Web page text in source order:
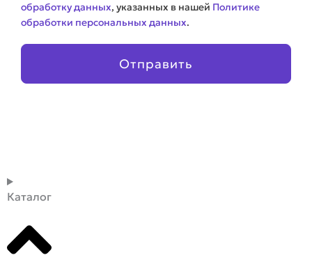
обработку данных, указанных в нашей Политике
обработки персональных данных.
Отправить
Каталог